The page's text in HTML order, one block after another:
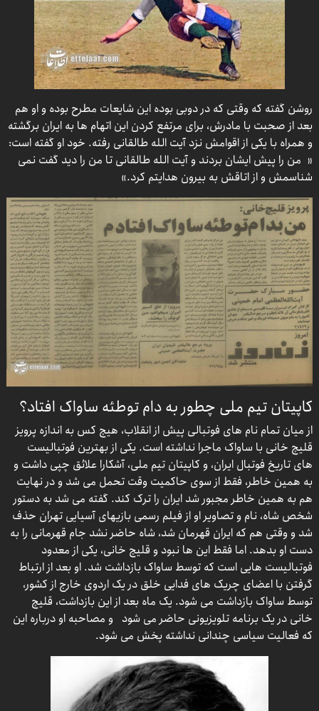
روشن گفته که وقتی که در دوبی بوده این شایعات مطرح بوده و او هم
بعد از صحبت با مادرش، برای مرتفع کردن این اتهام ها به ایران برگشته
و همراه با یکی از اقوامش نزد آیت الله طالقانی رفته. خود او گفته است:
« من را پیش ایشان بردند و آیت الله طالقانی تا من را دید گفت نمی
شناسمش و از اتاقش به بیرون هدایتم کرد.»
کاپیتان تیم ملی چطور به دام توطئه ساواک افتاد؟
از میان تمام نام های فوتبالی پیش از انقلاب، هیچ کس به اندازه پرویز
قلیچ خانی با ساواک ماجرا نداشته است. یکی از بهترین فوتبالیست
های تاریخ فوتبال ایران، و کاپیتان تیم ملی، آشکارا علائق چپی داشت و
به همین خاطر، فقط از سوی حاکمیت وقت تحمل می شد و در نهایت
هم به همین خاطر مجبور شد ایران را ترک کند. گفته می شد به دستور
شخص شاه، نام و تصاویر او از فیلم رسمی بازیهای آسیایی تهران حذف
شد و وقتی هم که ایران قهرمان شد، شاه حاضر نشد جام قهرمانی را به
دست او بدهد. اما فقط این ها نبود و قلیچ خانی، یکی از معدود
فوتبالیست هایی است که توسط ساواک بازداشت شد. او بعد از ارتباط
گرفتن با اعضای چریک های فدایی خلق در یک اردوی خارج از کشور،
توسط ساواک بازداشت می شود. یک ماه بعد از این بازداشت، قلیچ
خانی در یک برنامه تلویزیونی حاضر می شود و مصاحبه او درباره این
که فعالیت سیاسی چندانی نداشته پخش می شود.